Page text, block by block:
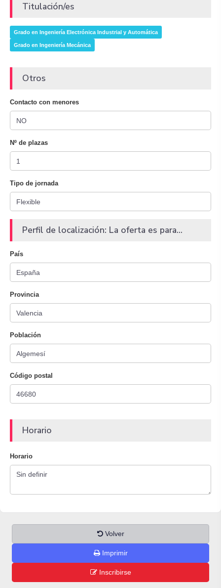
Titulación/es
Grado en Ingeniería Electrónica Industrial y Automática
Grado en Ingeniería Mecánica
Otros
Contacto con menores
Nº de plazas
Tipo de jornada
Perfil de localización: La oferta es para...
País
Provincia
Población
Código postal
Horario
Horario
Volver
Imprimir
Inscribirse